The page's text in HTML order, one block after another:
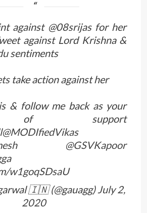
against @08srijas for her
against Lord Krishna &
sentiments
take action against her
& follow me back as your
of support
@MODIfiedVikas
@GSVKapoor
w1goqSDsaU
🇮🇳 (@gauagg) July 2,
2020